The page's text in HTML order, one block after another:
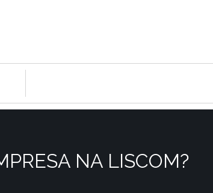
NA LISCOM?